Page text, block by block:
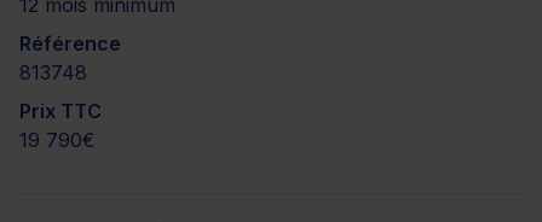
12 mois minimum
Référence
813748
Prix TTC
19 790€